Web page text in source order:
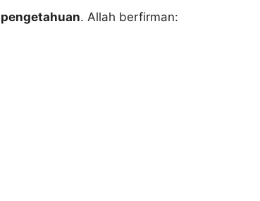
pengetahuan. Allah berfirman: